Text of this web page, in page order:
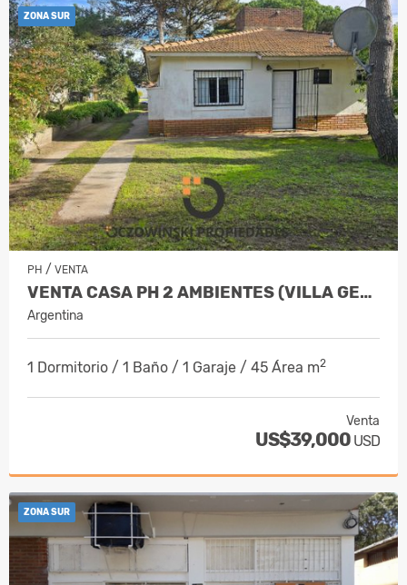
ZONA SUR
PH / VENTA
VENTA CASA PH 2 AMBIENTES (VILLA GESELL)
Argentina
1 Dormitorio / 1 Baño / 1 Garaje / 45 Área m2
Venta
US$39,000 USD
ZONA SUR